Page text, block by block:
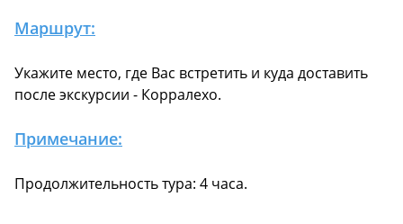
Маршрут:
Укажите место, где Вас встретить и куда доставить
после экскурсии - Корралехо.
Примечание:
Продолжительность тура: 4 часа.